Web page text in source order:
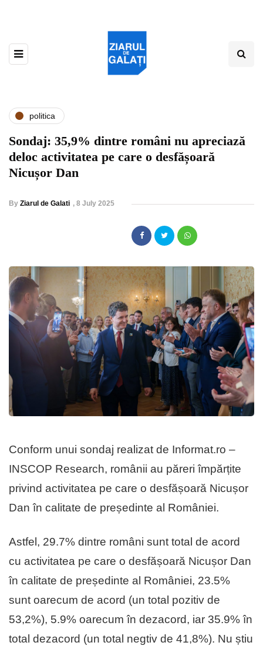
politica
Sondaj: 35,9% dintre români nu apreciază
deloc activitatea pe care o desfășoară
Nicușor Dan
By Ziarul de Galati , 8 July 2025
Conform unui sondaj realizat de Informat.ro –
INSCOP Research, românii au păreri împărțite
privind activitatea pe care o desfășoară Nicușor
Dan în calitate de președinte al României.
Astfel, 29.7% dintre români sunt total de acord
cu activitatea pe care o desfășoară Nicușor Dan
în calitate de președinte al României, 23.5%
sunt oarecum de acord (un total pozitiv de
53,2%), 5.9% oarecum în dezacord, iar 35.9% în
total dezacord (un total negtiv de 41,8%). Nu știu